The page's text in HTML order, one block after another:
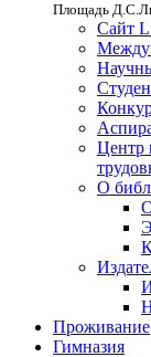
Площадь
Сайт
Центр
О
Проживание
Гимназия